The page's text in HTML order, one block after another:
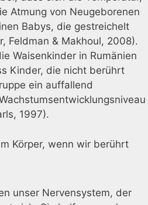
Atmung von Neugeborenen
Babys, die gestreichelt
Feldman & Makhoul, 2008).
Waisenkinder in Rumänien
Kinder, die nicht berührt
ein auffallend
1997).
Körper, wenn wir berührt
unser Nervensystem, der